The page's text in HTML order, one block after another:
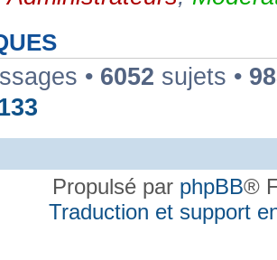
• 6052 sujets •
Propulsé par phpBB®
Traduction et support